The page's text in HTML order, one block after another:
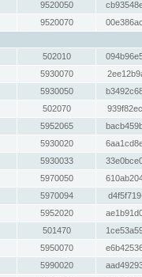
9520050
9520070
502010
5930070
5930050
502070
5952065
5930020
5930033
5970050
5970094
5952020
501470
5950070
5990020